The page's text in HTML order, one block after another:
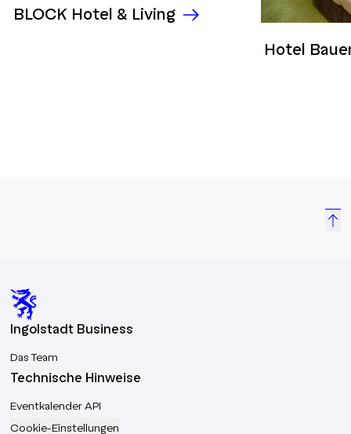
BLOCK Hotel & Living
Hotel
Ingolstadt Business
Das Team
Technische Hinweise
Eventkalender API
Cookie-Einstellungen